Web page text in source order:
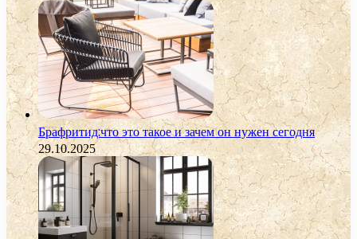
Брафритид:что это такое и зачем он нужен сегодня
29.10.2025